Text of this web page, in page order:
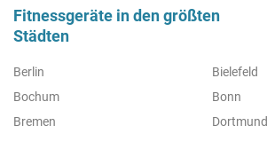
Fitnessgeräte in den größten
Städten
Berlin
Bielefeld
Bochum
Bonn
Bremen
Dortmund